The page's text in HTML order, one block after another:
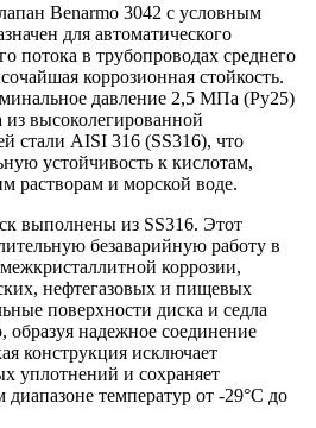
Benarmo 3042 с условным
для автоматического
потока в трубопроводах среднего
коррозионная стойкость.
давление 2,5 МПа (Ру25)
высоколегированной
стали AISI 316 (SS316), что
устойчивость к кислотам,
растворам и морской воде.
выполнены из SS316. Этот
безаварийную работу в
коррозии,
нефтегазовых и пищевых
поверхности диска и седла
образуя надежное соединение
конструкция исключает
уплотнений и сохраняет
температур от -29°C до